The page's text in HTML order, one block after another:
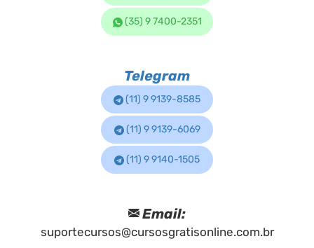
(35) 9 7400-2351
Telegram
(11) 9 9139-8585
(11) 9 9139-6069
(11) 9 9140-1505
Email:
suportecursos@cursosgratisonline.com.br